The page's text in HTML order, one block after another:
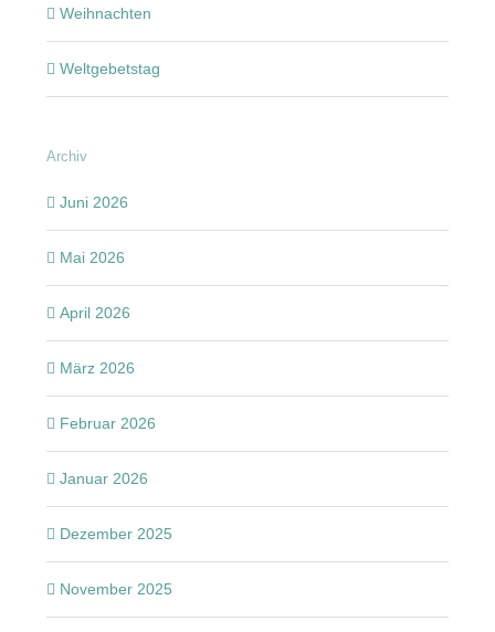
Weihnachten
Weltgebetstag
Archiv
Juni 2026
Mai 2026
April 2026
März 2026
Februar 2026
Januar 2026
Dezember 2025
November 2025